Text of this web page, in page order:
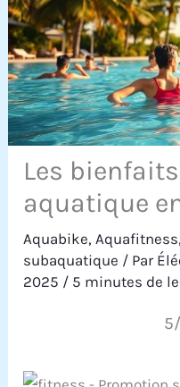
Les
aquatique
Aquabike,Aquafitness,
subaquatique / Par
2025 / 5 minutes de